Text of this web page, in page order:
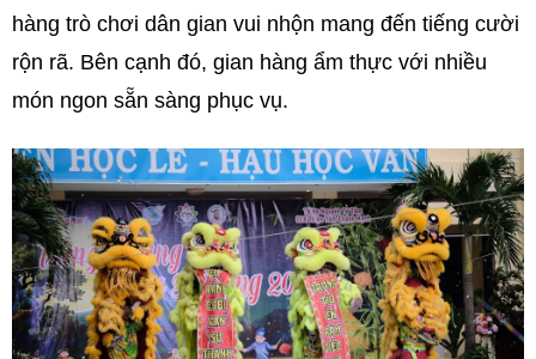
hàng trò chơi dân gian vui nhộn mang đến tiếng cười
rộn rã. Bên cạnh đó, gian hàng ẩm thực với nhiều
món ngon sẵn sàng phục vụ.